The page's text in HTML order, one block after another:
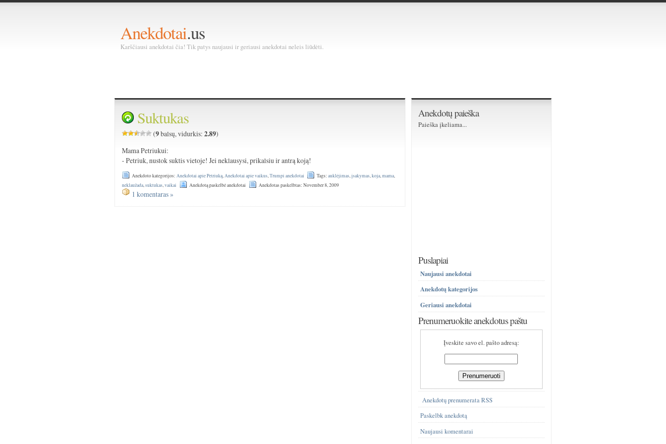
Anekdotai.us
Karščiausi anekdotai čia! Tik patys naujausi ir geriausi anekdotai neleis liūdėti.
Suktukas
(9balsų, vidurkis:2.89)
Mama Petriukui:
- Petriuk, nustok suktis vietoje! Jei neklausysi, prikalsiu ir antrą koją!
Anekdoto kategorijos:Anekdotai apie Petriuką,Anekdotai apie vaikus,Trumpi anekdotai Tags:auklėjimas,įsakymas,koja,mama,
neklaužada,suktukas,vaikai Anekdotą paskelbė anekdotai Anekdotas paskelbtas: November 8, 2009
1 komentaras »
Anekdotų paieška
Paieška įkeliama...
Puslapiai
Naujausi anekdotai
Anekdotų kategorijos
Geriausi anekdotai
Prenumeruokite anekdotus paštu
Įveskite savo el. pašto adresą:
Anekdotų prenumerata RSS
Paskelbk anekdotą
Naujausi komentarai